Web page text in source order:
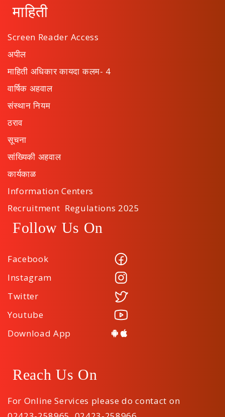
माहिती
Screen Reader Access
अपील
माहिती अधिकार कायदा कलम- 4
वार्षिक अहवाल
संस्थान नियम
ठराव
सूचना
सांख्यिकी अहवाल
कार्यकाळ
Information Centers
Recruitment Regulations 2025
Follow Us On
Facebook
Instagram
Twitter
Youtube
Download App
Reach Us On
For Online Services please do contact on